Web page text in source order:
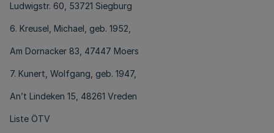
Ludwigstr. 60, 53721 Siegburg
6. Kreusel, Michael, geb. 1952,
Am Dornacker 83, 47447 Moers
7. Kunert, Wolfgang, geb. 1947,
An’t Lindeken 15, 48261 Vreden
Liste ÖTV